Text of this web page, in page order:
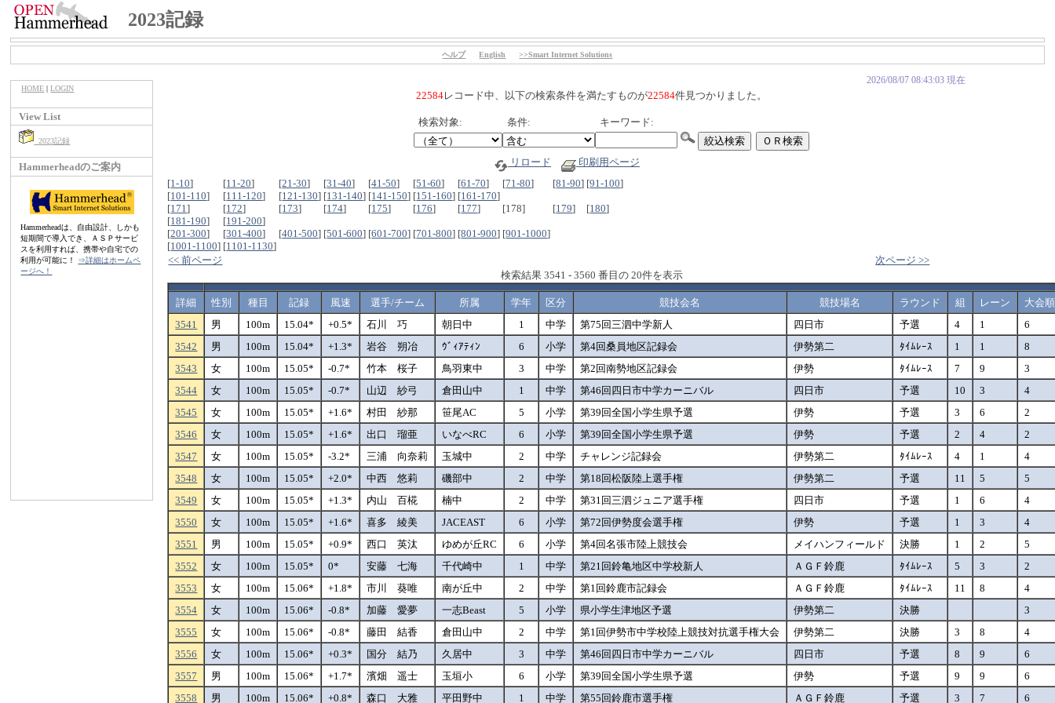
2023記録
ヘルプ English >>Smart Internet Solutions
HOME |LOGIN
View List
2023記録
Hammerheadのご案内
Hammerheadは、自由設計、しかも
短期間で導入でき、ＡＳＰサービ
スを利用すれば、携帯や自宅での
利用が可能に！ ⇒詳細はホームペ
ージへ！
2026/08/07 08:43:03 現在
22584レコード中、以下の検索条件を満たすものが22584件見つかりました。
検索対象: 条件: キーワード:
リロード
印刷用ページ
[1-10] [11-20] [21-30] [31-40] [41-50] [51-60] [61-70] [71-80] [81-90] [91-100]
[101-110] [111-120] [121-130] [131-140] [141-150] [151-160] [161-170]
[171] [172] [173] [174] [175] [176] [177] [178] [179] [180]
[181-190] [191-200]
[201-300] [301-400] [401-500] [501-600] [601-700] [701-800] [801-900] [901-1000]
[1001-1100] [1101-1130]
<< 前ページ
次ページ >>
検索結果 3541 - 3560 番目の 20件を表示
詳細 性別 種目 記録 風速 選手/チーム 所属 学年 区分 競技会名 競技場名 ラウンド 組 レーン
大会
3541
男 100m 15.04* +0.5* 石川 巧 朝日中 1 中学 第75回三泗中学新人 四日市 予選 4 1
6
3542
男 100m 15.04* +1.3* 岩谷 朔冶 ｳﾞｨｱﾃｨﾝ 6 小学 第4回桑員地区記録会 伊勢第二 ﾀｲﾑﾚｰｽ 1 1
8
3543
女 100m 15.05* -0.7* 竹本 桜子 鳥羽東中 3 中学 第2回南勢地区記録会 伊勢 ﾀｲﾑﾚｰｽ 7 9
3
3544
女 100m 15.05* -0.7* 山辺 紗弓 倉田山中 1 中学 第46回四日市中学カーニバル 四日市 予選 10 3
4
3545
女 100m 15.05* +1.6* 村田 紗那 笹尾AC 5 小学 第39回全国小学生県予選 伊勢 予選 3 6
2
3546
女 100m 15.05* +1.6* 出口 瑠亜 いなべRC 6 小学 第39回全国小学生県予選 伊勢 予選 2 4
2
3547
女 100m 15.05* -3.2* 三浦 向奈莉 玉城中 2 中学 チャレンジ記録会 伊勢第二 ﾀｲﾑﾚｰｽ 4 1
4
3548
女 100m 15.05* +2.0* 中西 悠莉 磯部中 2 中学 第18回松阪陸上選手権 伊勢第二 予選 11 5
5
3549
女 100m 15.05* +1.3* 内山 百椛 楠中 2 中学 第31回三泗ジュニア選手権 四日市 予選 1 6
4
3550
女 100m 15.05* +1.6* 喜多 綾美 JACEAST 6 小学 第72回伊勢度会選手権 伊勢 予選 1 3
4
3551
男 100m 15.05* +0.9* 西口 英汰 ゆめが丘RC 6 小学 第4回名張市陸上競技会 メイハンフィールド 決勝 1 2
5
3552
女 100m 15.05* 0* 安藤 七海 千代崎中 1 中学 第21回鈴亀地区中学校新人 ＡＧＦ鈴鹿 ﾀｲﾑﾚｰｽ 5 3
2
3553
女 100m 15.06* +1.8* 市川 葵唯 南が丘中 2 中学 第1回鈴鹿市記録会 ＡＧＦ鈴鹿 ﾀｲﾑﾚｰｽ 11 8
4
3554
女 100m 15.06* -0.8* 加藤 愛夢 一志Beast 5 小学 県小学生津地区予選 伊勢第二 決勝
3
3555
女 100m 15.06* -0.8* 藤田 結香 倉田山中 2 中学 第1回伊勢市中学校陸上競技対抗選手権大会 伊勢第二 決勝 3 8
4
3556
女 100m 15.06* +0.3* 国分 結乃 久居中 3 中学 第46回四日市中学カーニバル 四日市 予選 8 9
6
3557
男 100m 15.06* +1.7* 濱畑 遥士 玉垣小 6 小学 第39回全国小学生県予選 伊勢 予選 9 9
6
3558
男 100m 15.06* +0.8* 森口 大雅 平田野中 1 中学 第55回鈴鹿市選手権 ＡＧＦ鈴鹿 予選 3 7 6